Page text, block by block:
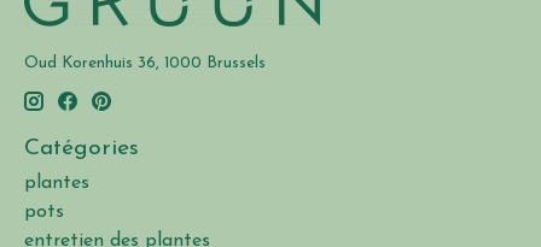
Oud Korenhuis 36, 1000 Brussels
Catégories
plantes
pots
entretien des plantes